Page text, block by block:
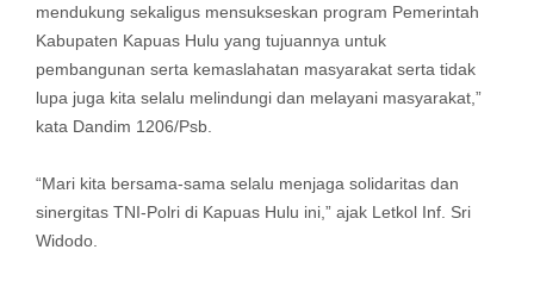
mendukung sekaligus mensukseskan program Pemerintah
Kabupaten Kapuas Hulu yang tujuannya untuk
pembangunan serta kemaslahatan masyarakat serta tidak
lupa juga kita selalu melindungi dan melayani masyarakat,”
kata Dandim 1206/Psb.
“Mari kita bersama-sama selalu menjaga solidaritas dan
sinergitas TNI-Polri di Kapuas Hulu ini,” ajak Letkol Inf. Sri
Widodo.